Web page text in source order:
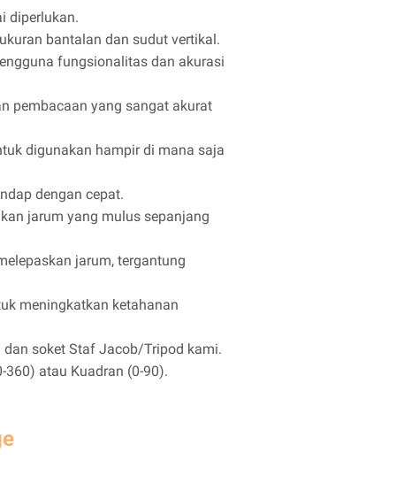
diperlukan.
bantalan dan sudut vertikal.
fungsionalitas dan akurasi
pembacaan yang sangat akurat
digunakan hampir di mana saja
dengan cepat.
jarum yang mulus sepanjang
jarum, tergantung
meningkatkan ketahanan
soket Staf Jacob/Tripod kami.
360) atau Kuadran (0-90).